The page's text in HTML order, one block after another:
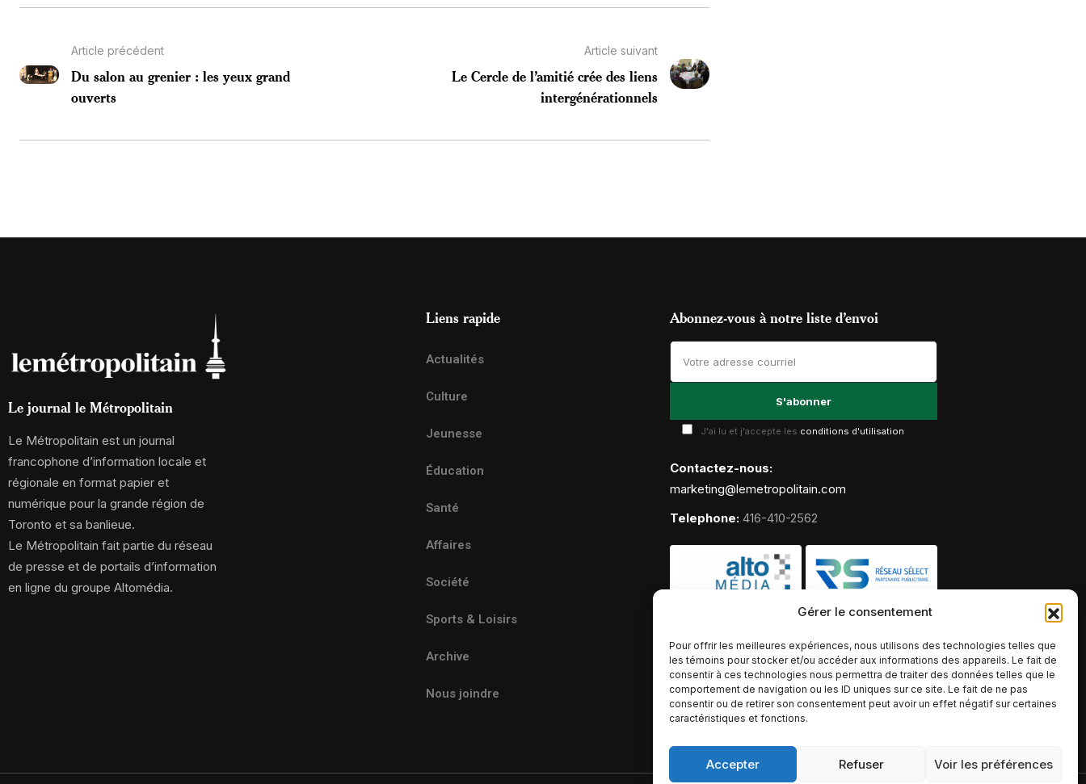
Gérer le consentement
Pour offrir les meilleures expériences, nous utilisons des technologies telles que
les témoins pour stocker et/ou accéder aux informations des appareils. Le fait de
consentir à ces technologies nous permettra de traiter des données telles que le
comportement de navigation ou les ID uniques sur ce site. Le fait de ne pas
consentir ou de retirer son consentement peut avoir un effet négatif sur certaines
caractéristiques et fonctions.
Accepter Refuser Voir les préférences
Article précédent
Du salon au grenier : les yeux grand
ouverts
Article suivant
Le Cercle de l’amitié crée des liens
intergénérationnels
Le journal le Métropolitain
Le Métropolitain est un journal
francophone d’information locale et
régionale en format papier et
numérique pour la grande région de
Toronto et sa banlieue.
Le Métropolitain fait partie du réseau
de presse et de portails d’information
en ligne du groupe Altomédia.
Liens rapide
Actualités
Culture
Jeunesse
Éducation
Santé
Affaires
Société
Sports & Loisirs
Archive
Nous joindre
Abonnez-vous à notre liste d’envoi
J'ai lu et j'accepte les conditions d'utilisation
Contactez-nous:
marketing@lemetropolitain.com
Telephone: 416-410-2562